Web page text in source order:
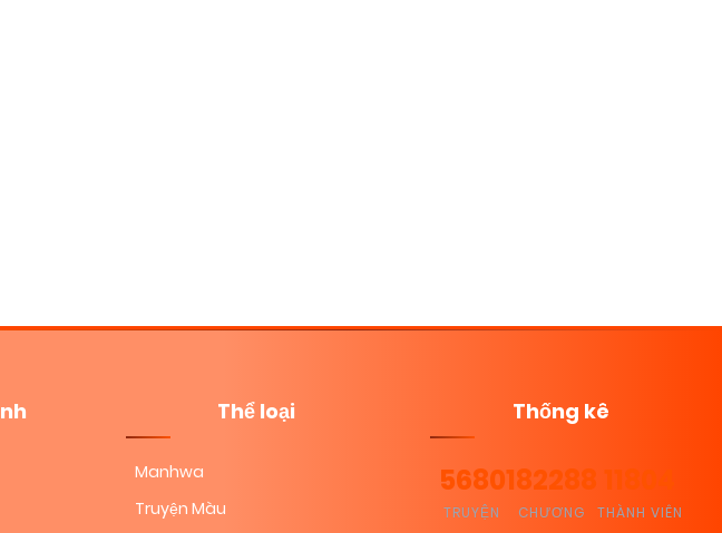
Thể loại
Manhwa
Truyện Màu
Thống kê
5680
TRUYỆN
182288
CHƯƠNG
11804
THÀNH VIÊN